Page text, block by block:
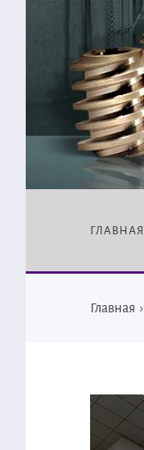
ГЛАВНАЯ
Главная ›